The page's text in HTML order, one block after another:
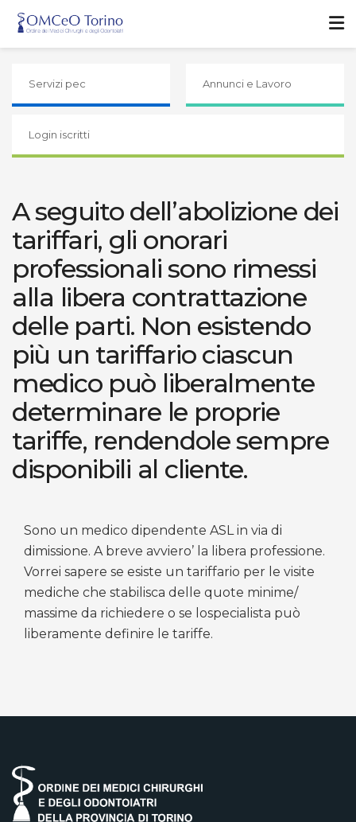
Servizi pec Annunci e Lavoro
Login iscritti
A seguito dell’abolizione dei
tariffari, gli onorari
professionali sono rimessi
alla libera contrattazione
delle parti. Non esistendo
più un tariffario ciascun
medico può liberalmente
determinare le proprie
tariffe, rendendole sempre
disponibili al cliente.
Sono un medico dipendente ASL in via di
dimissione. A breve avviero’ la libera professione.
Vorrei sapere se esiste un tariffario per le visite
mediche che stabilisca delle quote minime/
massime da richiedere o se lospecialista può
liberamente definire le tariffe.